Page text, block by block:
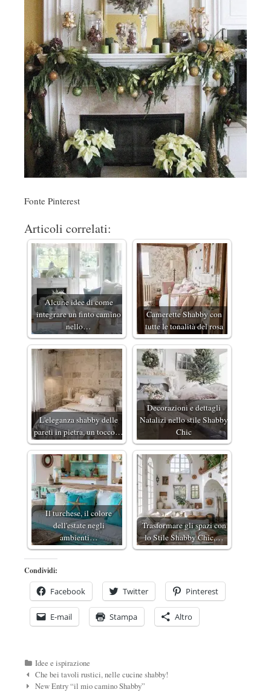
Fonte Pinterest
Articoli correlati:
Alcune idee di come
integrare un finto camino
nello…
Camerette Shabby con
tutte le tonalità del rosa
L'eleganza shabby delle
pareti in pietra, un tocco…
Decorazioni e dettagli
Natalizi nello stile Shabby
Chic
Il turchese, il colore
dell'estate negli
ambienti…
Trasformare gli spazi con
lo Stile Shabby Chic,…
Condividi:
Facebook Twitter Pinterest
E-mail Stampa Altro
Categorie
Idee e ispirazione
Navigazione
Post
Che bei tavoli rustici, nelle cucine shabby!
New Entry “il mio camino Shabby”